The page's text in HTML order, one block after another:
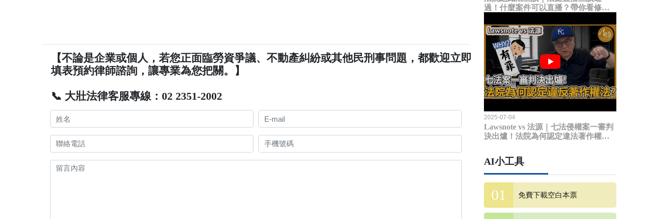
【不論是企業或個人，若您正面臨勞資爭議、不動產糾紛或其他民刑事問題，都歡迎立即
填表預約律師諮詢，讓專業為您把關。】
📞 大壯法律客服專線：02 2351-2002
過！什麼案件可以直播？帶你看修法
2025-07-04
Lawsnote vs 法源｜七法侵權案一審判
決出爐！法院為何認定違法著作權
AI小工具
免費下載空白本票